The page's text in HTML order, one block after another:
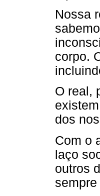
Nossa
corpo.
O real,
dos
Com o
laço
outros